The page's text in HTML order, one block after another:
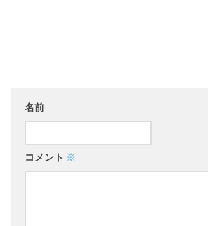
名前
コメント ※